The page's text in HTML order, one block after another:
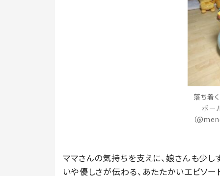
落ち着
ボー
（
ママさんの気持ちを支えに、娘さんも少
いや優しさが伝わる、あたたかいエピソー